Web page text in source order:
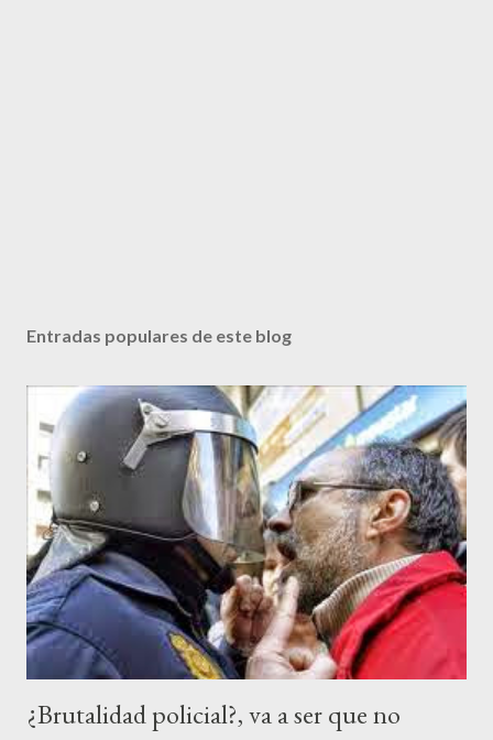
Entradas populares de este blog
¿Brutalidad policial?, va a ser que no